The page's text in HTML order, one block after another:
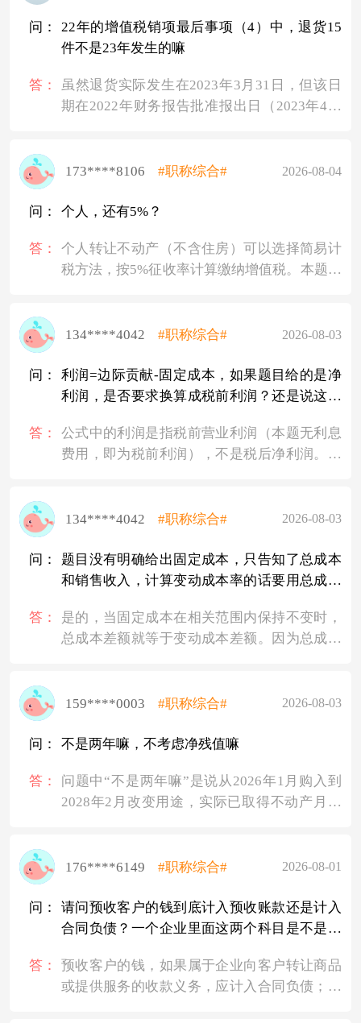
40 × 900 ÷（900 + 100）= 36（万元）
第二步，计算软件产品实际应缴纳的增值税：
第三步，判断是否需要退税。软件产品增值税
实际税负 = 81 ÷ 900 = 9%，超过了3%，所以可
应退税额 = 实际缴纳增值税 - 销售额 × 3% = 81
因此答案是B选项54万元。
易错点提醒：不能把40万元进项全部抵扣在软
件产品上，那样算出的增值税是77万元，税负
问：
22年的增值税销项最后事项（4）中，退货15
件不是23年发生的嘛
答：
虽然退货实际发生在2023年3月31日，但该日
期在2022年财务报告批准报出日（2023年4月
重新计量收入和销项税额，即按185件（200-
200件计算。所以计算2022年“应交税费——应
件。
173****8106 #职称综合# 2026-08-04
问： 个人，还有5%？
答：
个人转让不动产（不含住房）可以选择简易计
税方法，按5%征收率计算缴纳增值税。本题中
5%计算，因此适用5%。
134****4042 #职称综合# 2026-08-03
问：
利润=边际贡献-固定成本，如果题目给的是净
利润，是否要求换算成税前利润？还是说这个
答：
公式中的利润是指税前营业利润（本题无利息
费用，即为税前利润），不是税后净利润。题
际贡献=固定成本+税前利润”计算。解析中的
134****4042 #职称综合# 2026-08-03
问：
题目没有明确给出固定成本，只告知了总成本
和销售收入，计算变动成本率的话要用总成本
本和变动成本的。
答：
是的，当固定成本在相关范围内保持不变时，
总成本差额就等于变动成本差额。因为总成本
成本变化只来自变动成本。因此用总成本差额
是高低点法的原理。
159****0003 #职称综合# 2026-08-03
问： 不是两年嘛，不考虑净残值嘛
答：
问题中“不是两年嘛”是说从2026年1月购入到
2028年2月改变用途，实际已取得不动产月份
的“不动产净值率”，不是会计上的折旧净值。
税法对不动产改变用途计算不得抵扣进项税额
176****6149 #职称综合# 2026-08-01
问：
请问预收客户的钱到底计入预收账款还是计入
合同负债？一个企业里面这两个科目是不是二
计入合同负债
答：
预收客户的钱，如果属于企业向客户转让商品
或提供服务的收款义务，应计入合同负债；如